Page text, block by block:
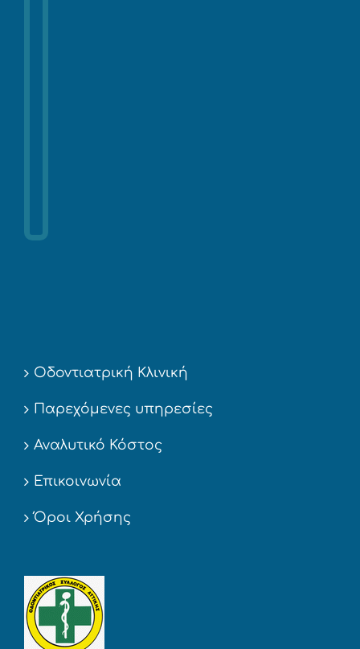
Οδοντιατρική Κλινική
Παρεχόμενες υπηρεσίες
Αναλυτικό Κόστος
Επικοινωνία
Όροι Χρήσης